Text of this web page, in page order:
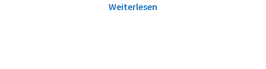
Weiterlesen